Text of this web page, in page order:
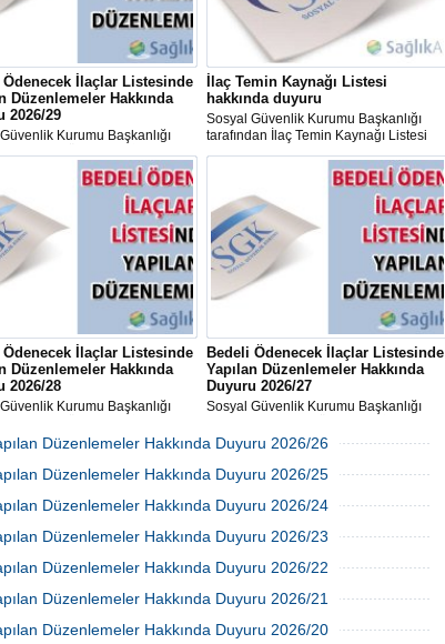
Ödenecek İlaçlar Listesinde
Düzenlemeler Hakkında
2026/29
Kurumu Başkanlığı
"Bedeli Ödenecek İlaçlar
Yapılan Düzenlemeler-
konulu duyuru yayımlandı.
İlaç Temin Kaynağı Listesi
hakkında duyuru
Sosyal Güvenlik Kurumu Başkanlığı
tarafından İlaç Temin Kaynağı Listesi
hakkında duyuru yayımlandı.
Ödenecek İlaçlar Listesinde
Düzenlemeler Hakkında
2026/28
Kurumu Başkanlığı
Yapılan Düzenlemeler-
konulu duyuru yayımlandı.
Bedeli Ödenecek İlaçlar Listesinde
Yapılan Düzenlemeler Hakkında
Duyuru 2026/27
Sosyal Güvenlik Kurumu Başkanlığı
Listesinde Yapılan Düzenlemeler-
2026/27'' konulu duyuru yayımlandı.
Düzenlemeler Hakkında Duyuru 2026/26
08 Temmuz 2026 Çarşamba 17:23
Düzenlemeler Hakkında Duyuru 2026/25
01 Temmuz 2026 Çarşamba 17:08
Düzenlemeler Hakkında Duyuru 2026/24
24 Haziran 2026 Çarşamba 16:45
Düzenlemeler Hakkında Duyuru 2026/23
17 Haziran 2026 Çarşamba 11:45
Düzenlemeler Hakkında Duyuru 2026/22
10 Haziran 2026 Çarşamba 11:03
Düzenlemeler Hakkında Duyuru 2026/21
03 Haziran 2026 Çarşamba 16:56
Düzenlemeler Hakkında Duyuru 2026/20